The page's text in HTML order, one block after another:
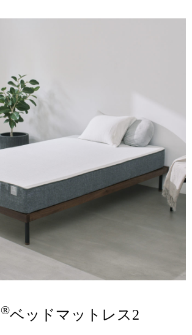
®ベッドマットレス2